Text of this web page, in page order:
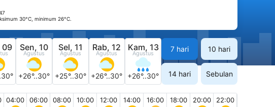
30°C, minimum 26°C.
09 Sen, 10
Agustus
+26°..30°
Sel, 11
Agustus
+25°..30°
Rab, 12
Agustus
+26°..30°
Kam, 13
Agustus
+26°..30°
7 hari 10 hari
14 hari Sebulan
04:00 06:00 08:00 10:00 12:00 14:00 16:00 18:00 20:00 22:00